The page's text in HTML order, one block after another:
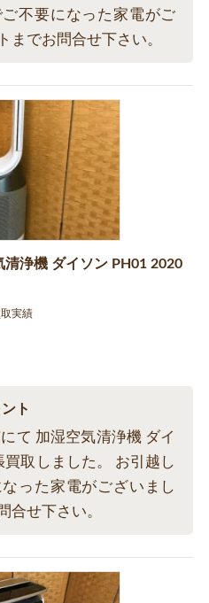
不要になった家電がご
までお問合せ下さい。
浄機 ダイソン PH01 2020
実績
ト
て 加湿空気清浄機 ダイ
取しました。 お引越し
った家電がございまし
合せ下さい。